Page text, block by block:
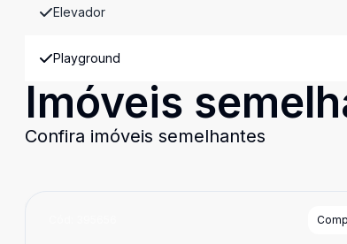
Elevador
Playground
Imóveis
Confira imóveis semelhantes